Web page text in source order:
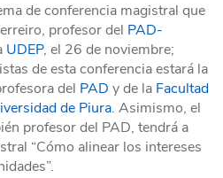
de conferencia magistral que
profesor del PAD-
UDEP, el 26 de noviembre;
de esta conferencia estará la
del PAD y de la Facultad
de Piura. Asimismo, el
profesor del PAD, tendrá a
“Cómo alinear los intereses